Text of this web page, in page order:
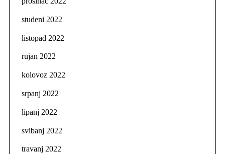
studeni 2022
listopad 2022
rujan 2022
kolovoz 2022
srpanj 2022
lipanj 2022
svibanj 2022
travanj 2022